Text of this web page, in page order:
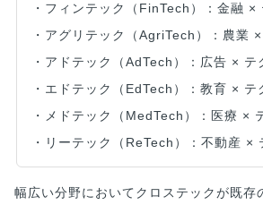
・フィンテック（FinTech）：金融 ×
・アグリテック（AgriTech）：農業
・アドテック（AdTech）：広告 × テ
・エドテック（EdTech）：教育 × テ
・メドテック（MedTech）：医療 ×
・リーテック（ReTech）：不動産 ×
幅広い分野においてクロステックが既存